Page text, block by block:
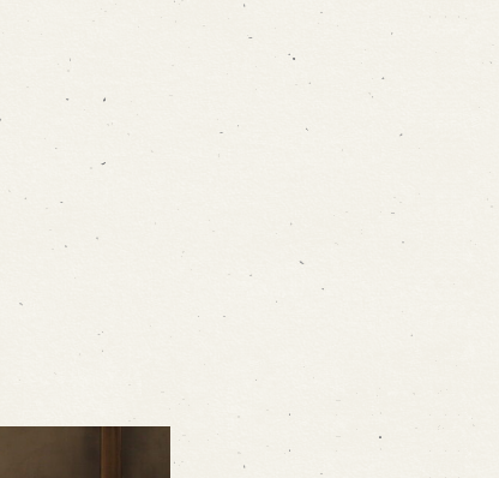
問い合わせ
から予約